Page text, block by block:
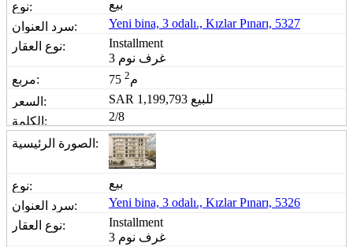
بيع
Yeni bina, 3 odalı., Kızlar Pınarı, 5327
Installment
3 غرف نوم
75 م2
SAR 1,199,793 للبيع
2/8
بيع
Yeni bina, 3 odalı., Kızlar Pınarı, 5326
Installment
3 غرف نوم